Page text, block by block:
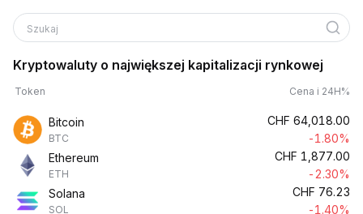
Szukaj
Kryptowaluty o największej kapitalizacji rynkowej
Token Cena i 24H%
Bitcoin
BTC
CHF 64,018.00
-1.80%
Ethereum
ETH
CHF 1,877.00
-2.30%
Solana
SOL
CHF 76.23
-1.40%